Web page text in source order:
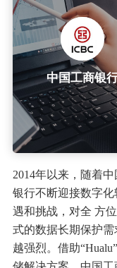
中国工商银
2014年以来，随着
银行不断迎接数字化
遇和挑战，对全 方
式的数据长期保护需
越强烈。借助